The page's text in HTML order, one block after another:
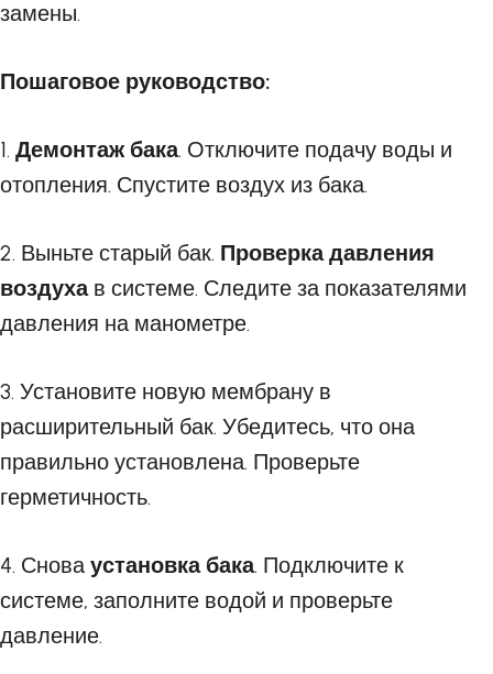
замены.
Пошаговое руководство:
1. Демонтаж бака. Отключите подачу воды и
отопления. Спустите воздух из бака.
2. Выньте старый бак. Проверка давления
воздухав системе. Следите за показателями
давления на манометре.
3. Установите новую мембрану в
расширительный бак. Убедитесь, что она
правильно установлена. Проверьте
герметичность.
4. Сноваустановка бака. Подключите к
системе, заполните водой и проверьте
давление.